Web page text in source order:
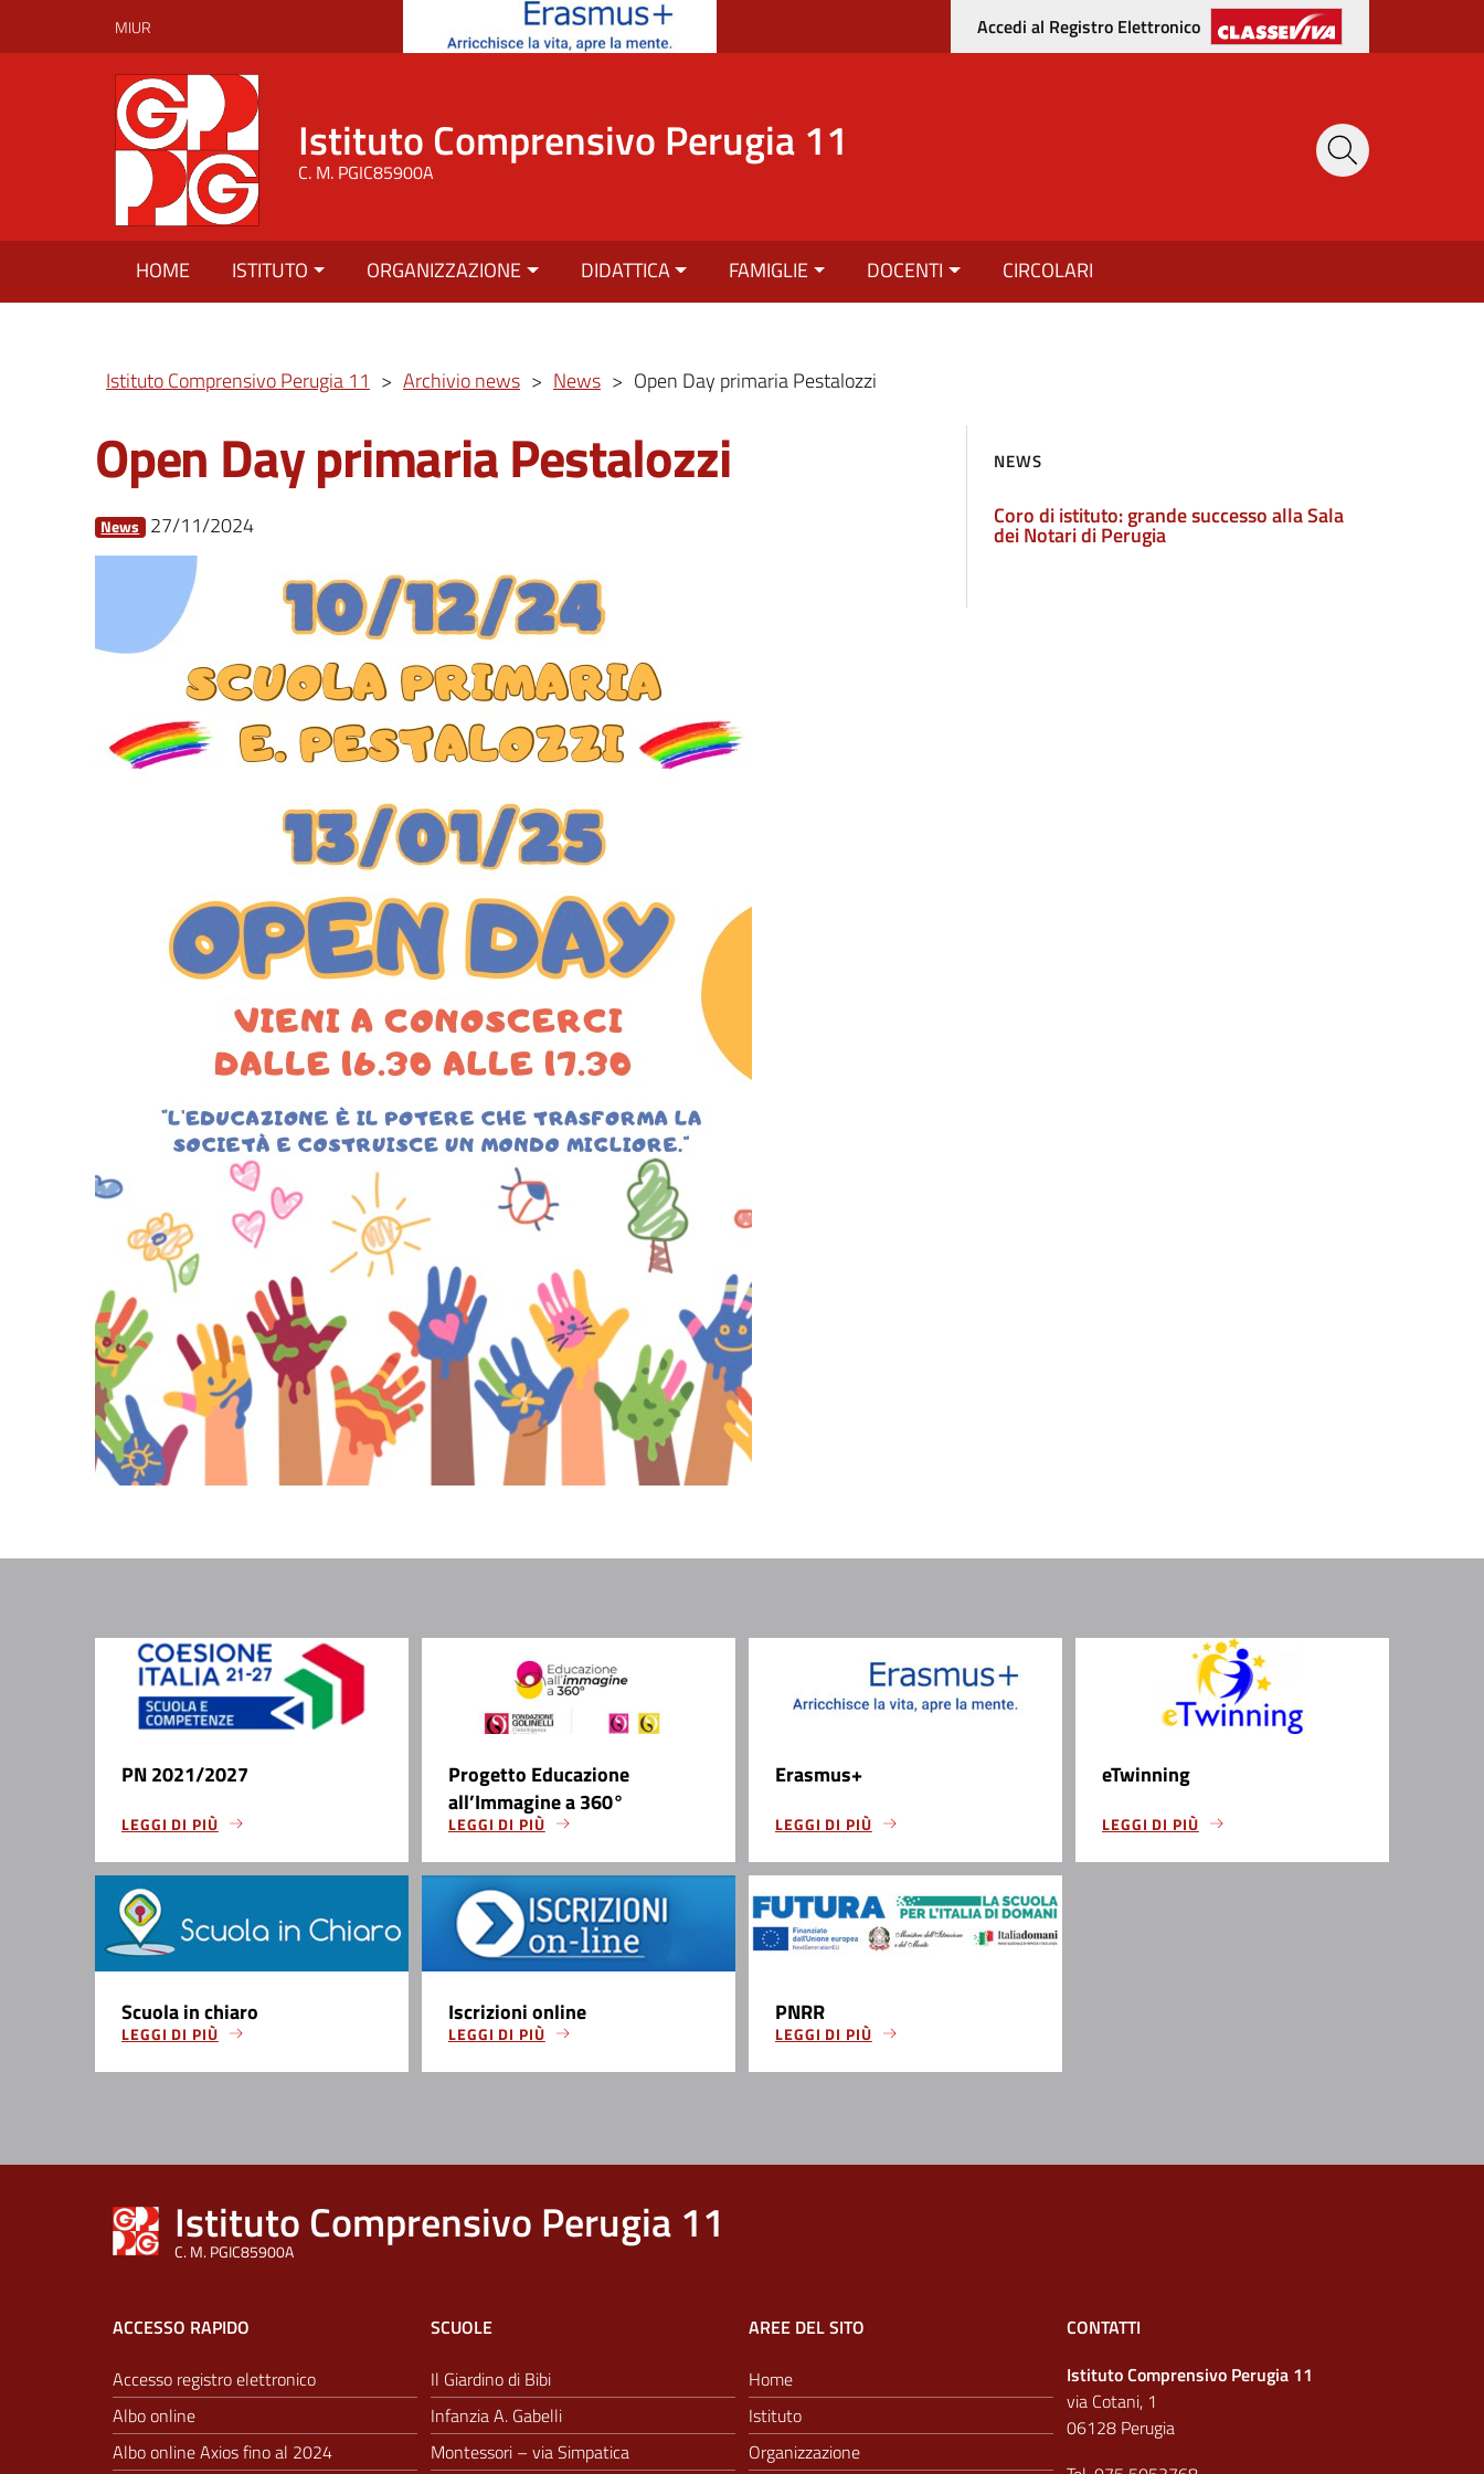
MIUR Accedi al Registro Elettronico
Istituto Comprensivo Perugia 11
C. M. PGIC85900A
HOME ISTITUTO ORGANIZZAZIONE DIDATTICA FAMIGLIE DOCENTI CIRCOLARI
Istituto Comprensivo Perugia 11 > Archivio news > News > Open Day primaria Pestalozzi
Open Day primaria Pestalozzi
News 27/11/2024
NEWS
Coro di istituto: grande successo alla Sala
dei Notari di Perugia
PN 2021/2027
LEGGI DI PIÙ
Progetto Educazione
all’Immagine a 360°
LEGGI DI PIÙ
Erasmus+
LEGGI DI PIÙ
eTwinning
LEGGI DI PIÙ
Scuola in chiaro
LEGGI DI PIÙ
Iscrizioni online
LEGGI DI PIÙ
PNRR
LEGGI DI PIÙ
Istituto Comprensivo Perugia 11
C. M. PGIC85900A
ACCESSO RAPIDO
Accesso registro elettronico
Albo online
Albo online Axios fino al 2024
SCUOLE
Il Giardino di Bibi
Infanzia A. Gabelli
Montessori – via Simpatica
AREE DEL SITO
Home
Istituto
Organizzazione
CONTATTI
Istituto Comprensivo Perugia 11
via Cotani, 1
06128 Perugia